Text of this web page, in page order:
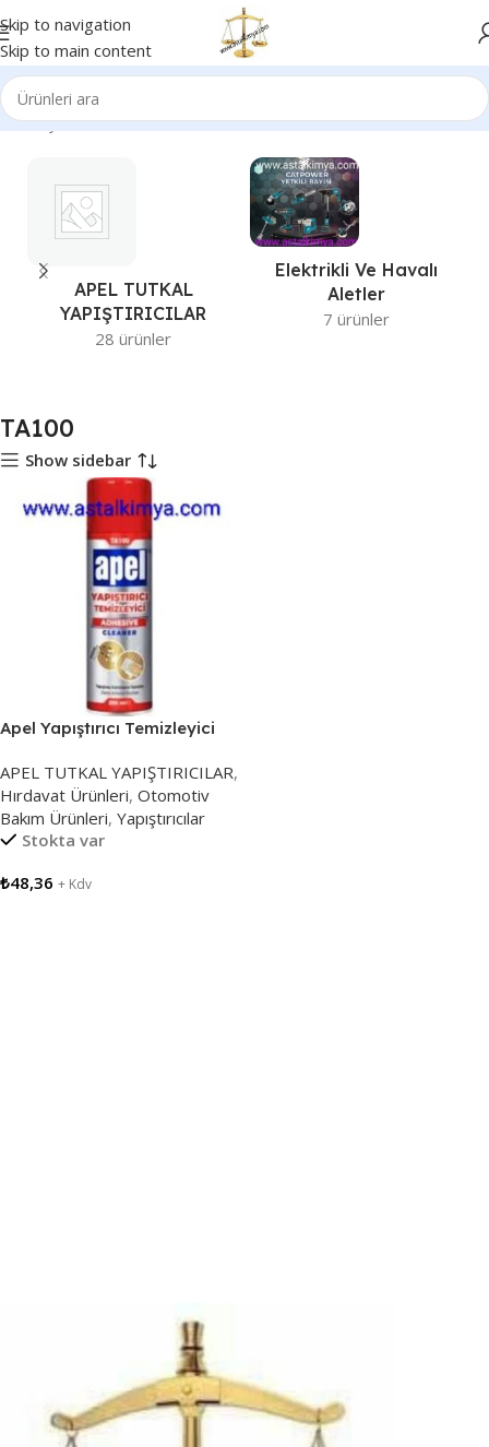
Skip to navigation
Skip to main content
Ana Sayfa Ürünler “TA100” olarak etiketlendi
APEL TUTKAL
YAPIŞTIRICILAR
28 ürünler
Elektrikli Ve Havalı
Aletler
7 ürünler
TA100
Show sidebar
Apel Yapıştırıcı Temizleyici
TEMİZLEYİCİ
APEL TUTKAL YAPIŞTIRICILAR,
Hırdavat Ürünleri, Otomotiv
Bakım Ürünleri, Yapıştırıcılar
Stokta var
₺48,36 + Kdv